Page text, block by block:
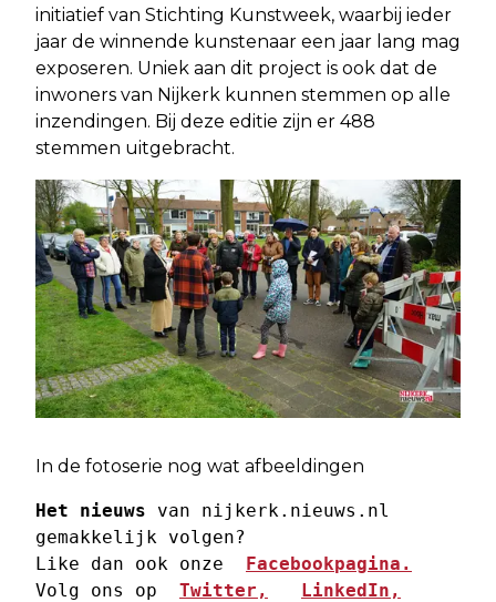
initiatief van Stichting Kunstweek, waarbij ieder
jaar de winnende kunstenaar een jaar lang mag
exposeren. Uniek aan dit project is ook dat de
inwoners van Nijkerk kunnen stemmen op alle
inzendingen. Bij deze editie zijn er 488
stemmen uitgebracht.
In de fotoserie nog wat afbeeldingen
Het nieuws van nijkerk.nieuws.nl
gemakkelijk volgen?
Like dan ook onze Facebookpagina.
Volg ons op Twitter,
LinkedIn,